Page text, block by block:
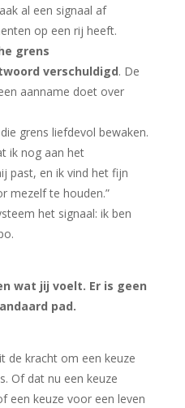
al een signaal af
op een rij heeft.
grens
verschuldigd. De
aanname doet over
grens liefdevol bewaken.
ik nog aan het
past, en ik vind het fijn
mezelf te houden.”
het signaal: ik ben
wat jij voelt. Er is geen
pad.
de kracht om een keuze
Of dat nu een keuze
een keuze voor een leven